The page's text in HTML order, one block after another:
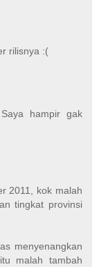
rilisnya :(
hampir gak
2011, kok malah
tingkat provinsi
menyenangkan
malah tambah